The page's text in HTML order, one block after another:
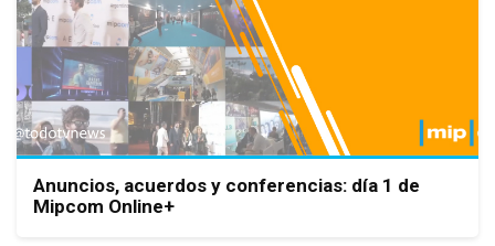
Anuncios, acuerdos y conferencias: día 1 de
Mipcom Online+